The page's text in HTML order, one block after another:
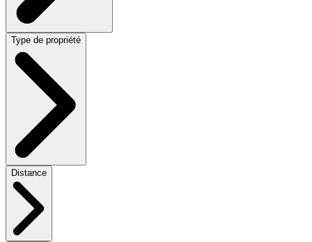
Type de propriété
Distance